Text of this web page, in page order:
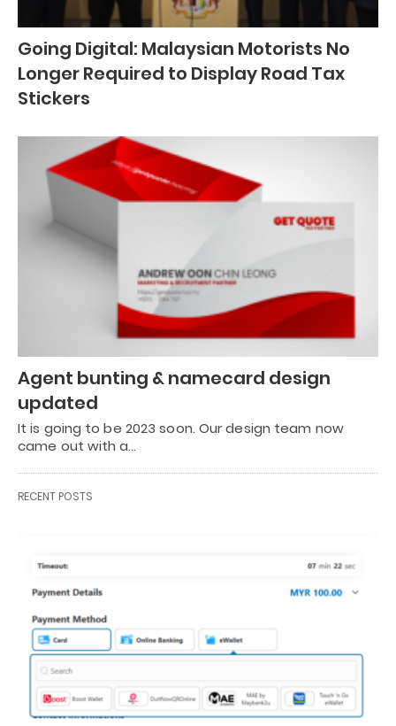
Going Digital: Malaysian Motorists No
Longer Required to Display Road Tax
Stickers
Agent bunting & namecard design
updated
It is going to be 2023 soon. Our design team now
came out with a…
RECENT POSTS